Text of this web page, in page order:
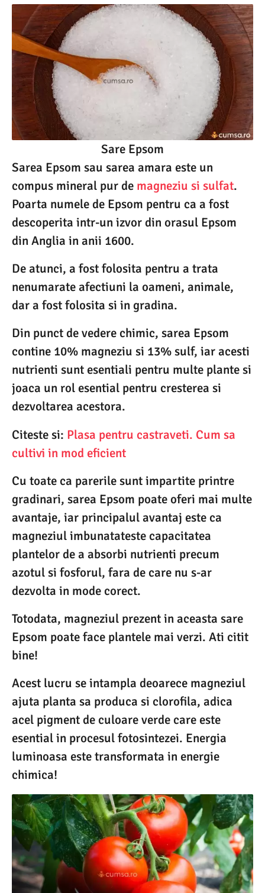
Sare Epsom
Sarea Epsom sau sarea amara este un
compus mineral pur de magneziu si sulfat.
Poarta numele de Epsom pentru ca a fost
descoperita intr-un izvor din orasul Epsom
din Anglia in anii 1600.
De atunci, a fost folosita pentru a trata
nenumarate afectiuni la oameni, animale,
dar a fost folosita si in gradina.
Din punct de vedere chimic, sarea Epsom
contine 10% magneziu si 13% sulf, iar acesti
nutrienti sunt esentiali pentru multe plante si
joaca un rol esential pentru cresterea si
dezvoltarea acestora.
Citeste si: Plasa pentru castraveti. Cum sa
cultivi in mod eficient
Cu toate ca parerile sunt impartite printre
gradinari, sarea Epsom poate oferi mai multe
avantaje, iar principalul avantaj este ca
magneziul imbunatateste capacitatea
plantelor de a absorbi nutrienti precum
azotul si fosforul, fara de care nu s-ar
dezvolta in mode corect.
Totodata, magneziul prezent in aceasta sare
Epsom poate face plantele mai verzi. Ati citit
bine!
Acest lucru se intampla deoarece magneziul
ajuta planta sa produca si clorofila, adica
acel pigment de culoare verde care este
esential in procesul fotosintezei. Energia
luminoasa este transformata in energie
chimica!